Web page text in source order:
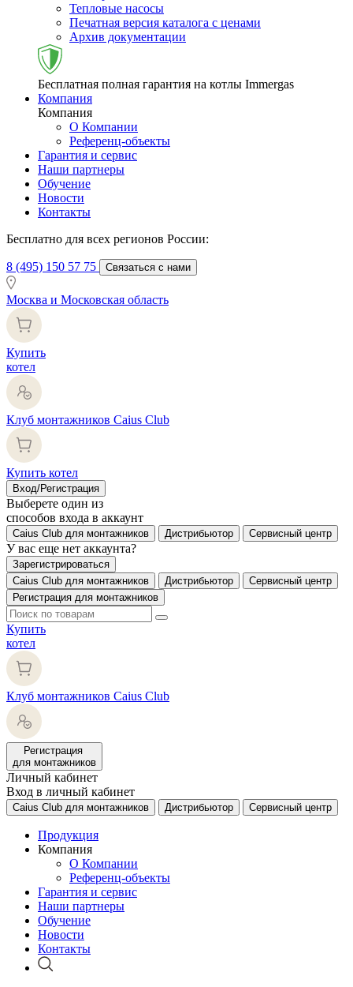
Тепловые насосы
Печатная версия каталога с ценами
Архив документации
Бесплатная полная гарантия на котлы Immergas
Компания
Компания
О Компании
Референц-объекты
Гарантия и сервис
Наши партнеры
Обучение
Новости
Контакты
Бесплатно для всех регионов России:
8 (495) 150 57 75 Связаться с нами
Москва и Московская область
Купить
котел
Клуб монтажников Caius Club
Купить котел
Вход/Регистрация
Выберете один из
способов входа в аккаунт
Caius Club для монтажников Дистрибьютор Сервисный центр
У вас еще нет аккаунта?
Зарегистрироваться
Caius Club для монтажников
Дистрибьютор
Сервисный центр
Регистрация для монтажников
Купить
котел
Клуб монтажников Caius Club
Регистрация
для монтажников
Личный кабинет
Вход в личный кабинет
Caius Club для монтажников Дистрибьютор Сервисный центр
Продукция
Компания
О Компании
Референц-объекты
Гарантия и сервис
Наши партнеры
Обучение
Новости
Контакты